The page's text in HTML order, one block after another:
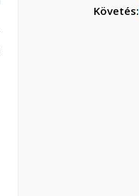
Követés: